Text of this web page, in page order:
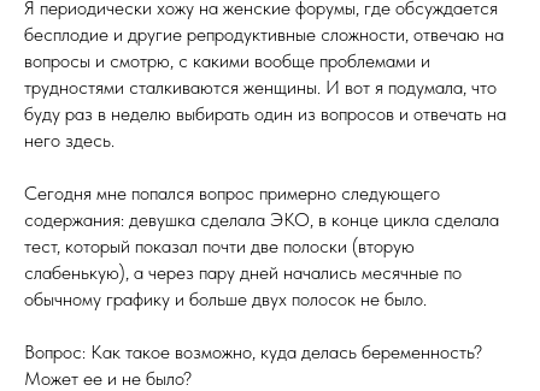
Я периодически хожу на женские форумы, где обсуждается
бесплодие и другие репродуктивные сложности, отвечаю на
вопросы и смотрю, с какими вообще проблемами и
трудностями сталкиваются женщины. И вот я подумала, что
буду раз в неделю выбирать один из вопросов и отвечать на
него здесь.
Сегодня мне попался вопрос примерно следующего
содержания: девушка сделала ЭКО, в конце цикла сделала
тест, который показал почти две полоски (вторую
слабенькую), а через пару дней начались месячные по
обычному графику и больше двух полосок не было.
Вопрос: Как такое возможно, куда делась беременность?
Может ее и не было?